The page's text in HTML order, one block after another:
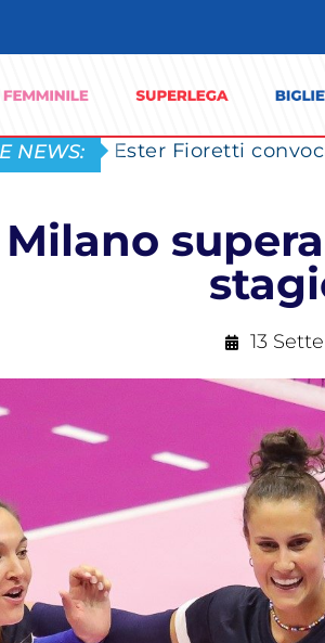
NEWS: Ester Fioretti
Milano
13